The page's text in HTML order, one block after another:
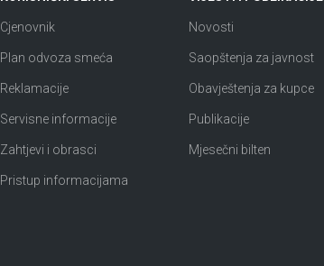
Cjenovnik
Plan odvoza smeća
Reklamacije
Servisne informacije
Zahtjevi i obrasci
Pristup informacijama
Novosti
Saopštenja za javnost
Obavještenja za kupce
Publikacije
Mjesečni bilten